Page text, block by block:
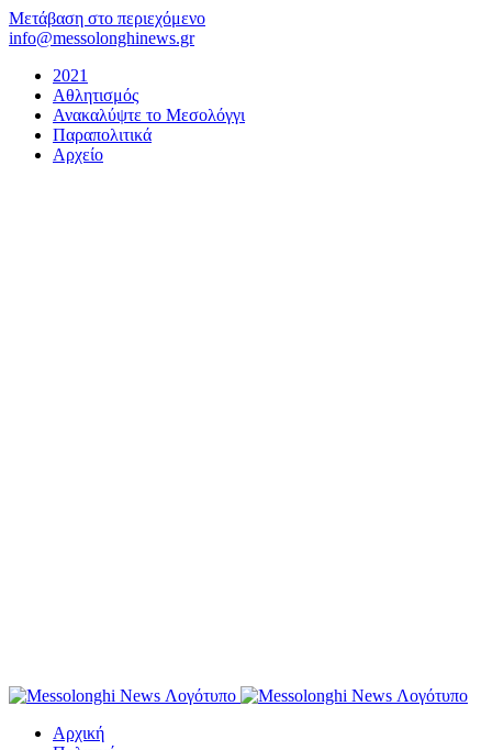
Μετάβαση στο περιεχόμενο
info@messolonghinews.gr
2021
Αθλητισμός
Ανακαλύψτε το Μεσολόγγι
Παραπολιτικά
Αρχείο
Αρχική